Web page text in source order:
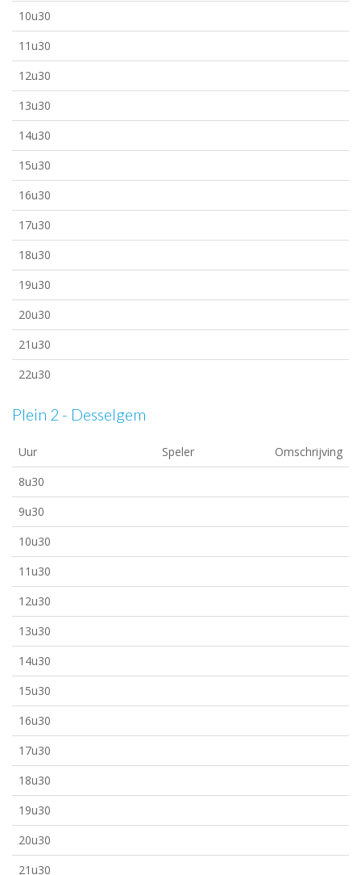
10u30
11u30
12u30
13u30
14u30
15u30
16u30
17u30
18u30
19u30
20u30
21u30
22u30
Plein 2 - Desselgem
Uur Speler
Omschrijving
8u30
9u30
10u30
11u30
12u30
13u30
14u30
15u30
16u30
17u30
18u30
19u30
20u30
21u30